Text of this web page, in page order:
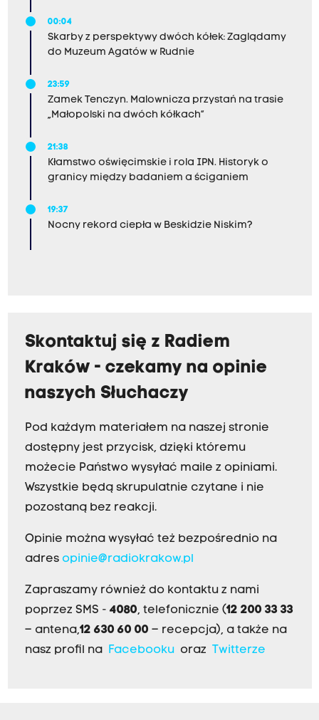
00:04
Skarby z perspektywy dwóch kółek: Zaglądamy
do Muzeum Agatów w Rudnie
23:59
Zamek Tenczyn. Malownicza przystań na trasie
„Małopolski na dwóch kółkach”
21:38
Kłamstwo oświęcimskie i rola IPN. Historyk o
granicy między badaniem a ściganiem
19:37
Nocny rekord ciepła w Beskidzie Niskim?
Skontaktuj się z Radiem
Kraków - czekamy na opinie
naszych Słuchaczy
Pod każdym materiałem na naszej stronie
dostępny jest przycisk, dzięki któremu
możecie Państwo wysyłać maile z opiniami.
Wszystkie będą skrupulatnie czytane i nie
pozostaną bez reakcji.
Opinie można wysyłać też bezpośrednio na
adres opinie@radiokrakow.pl
Zapraszamy również do kontaktu z nami
poprzez SMS - 4080, telefonicznie (12 200 33 33
– antena,12 630 60 00 – recepcja), a także na
nasz profil na
Facebookuoraz Twitterze